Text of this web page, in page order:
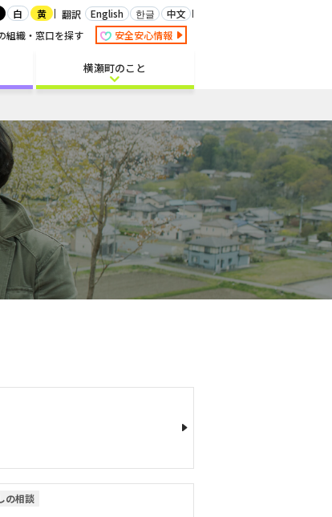
白 黄 翻訳 English 한글
中文
組織・窓口を探す
安全安心情報
横瀬町のこと
の相談